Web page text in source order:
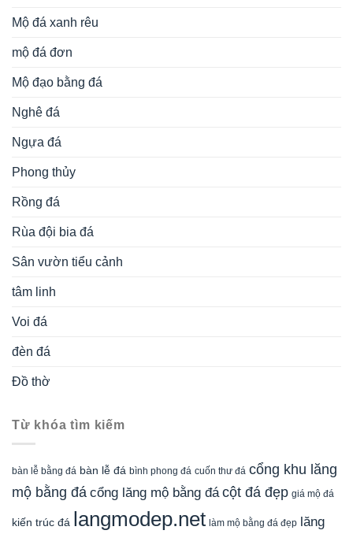
Mộ đá xanh rêu
mộ đá đơn
Mộ đạo bằng đá
Nghê đá
Ngựa đá
Phong thủy
Rồng đá
Rùa đội bia đá
Sân vườn tiểu cảnh
tâm linh
Voi đá
đèn đá
Đồ thờ
Từ khóa tìm kiếm
bàn lễ bằng đá bàn lễ đá bình phong đá cuốn thư đá cổng khu lăng
mộ bằng đá cổng lăng mộ bằng đá cột đá đẹp giá mộ đá
kiến trúc đá langmodep.net làm mộ bằng đá đẹp lăng